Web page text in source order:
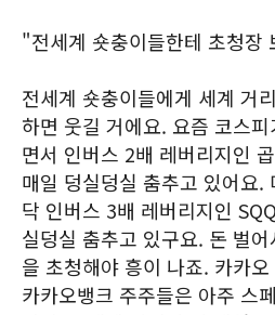
"전세계 숏충이들한테 초청장
전세계 숏충이들에게 세계 거
하면 웃길 거에요. 요즘 코스
면서 인버스 2배 레버리지인
매일 덩실덩실 춤추고 있어요.
닥 인버스 3배 레버리지인
실덩실 춤추고 있구요. 돈 벌
을 초청해야 흥이 나죠. 카카
카카오뱅크 주주들은 아주 스